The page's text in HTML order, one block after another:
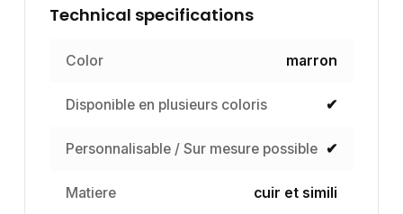
Technical specifications
Color marron
Disponible en plusieurs coloris ✔
Personnalisable / Sur mesure possible ✔
Matiere cuir et simili